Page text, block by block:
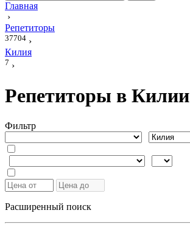
Главная
›
Репетиторы
37704 ›
Килия
7 ›
Репетиторы в Килии
Фильтр
Расширенный поиск